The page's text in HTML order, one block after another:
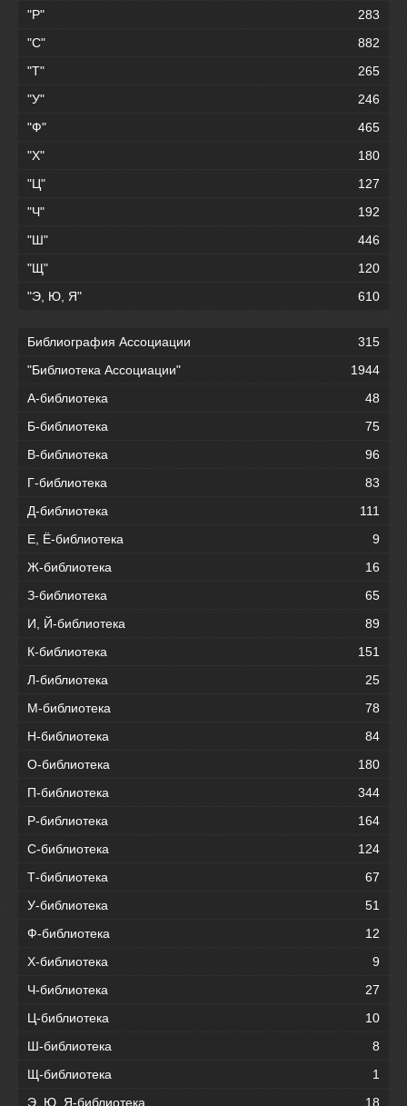
"Р"
283
"С"
882
"Т"
265
"У"
246
"Ф"
465
"Х"
180
"Ц"
127
"Ч"
192
"Ш"
446
"Щ"
120
"Э, Ю, Я"
610
Библиография Ассоциации
315
"Библиотека Ассоциации"
1944
А-библиотека
48
Б-библиотека
75
В-библиотека
96
Г-библиотека
83
Д-библиотека
111
Е, Ё-библиотека
9
Ж-библиотека
16
З-библиотека
65
И, Й-библиотека
89
К-библиотека
151
Л-библиотека
25
М-библиотека
78
Н-библиотека
84
О-библиотека
180
П-библиотека
344
Р-библиотека
164
С-библиотека
124
Т-библиотека
67
У-библиотека
51
Ф-библиотека
12
Х-библиотека
9
Ч-библиотека
27
Ц-библиотека
10
Ш-библиотека
8
Щ-библиотека
1
Э, Ю, Я-библиотека
18